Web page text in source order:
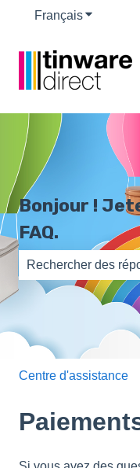
FrançaisAfficher
Bonjour !
FAQ.
Il n'y a aucune
Centre d'assistance